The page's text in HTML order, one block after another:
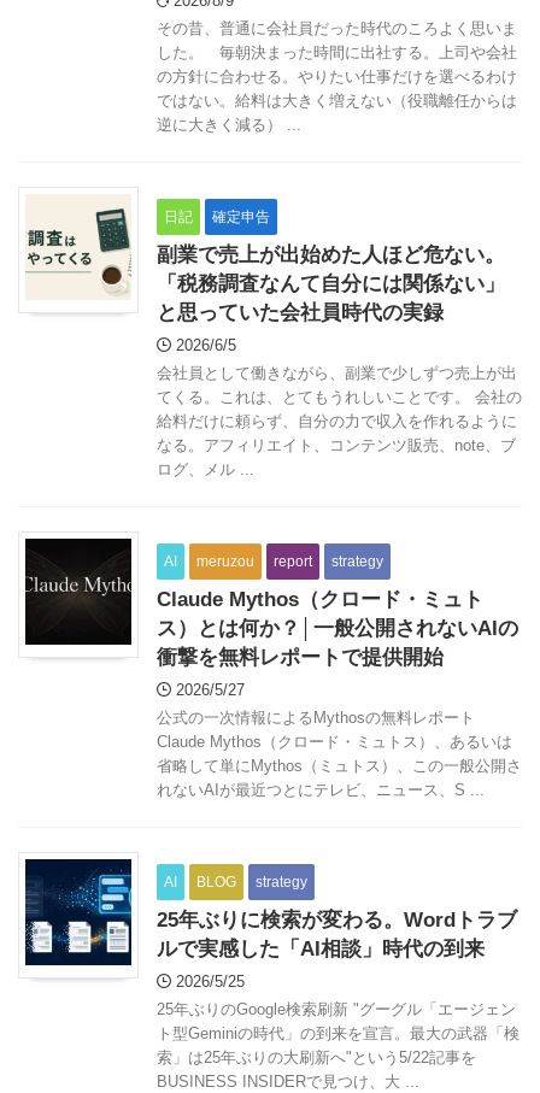
その昔、普通に会社員だった時代のころよく思いま
した。 毎朝決まった時間に出社する。上司や会社
の方針に合わせる。やりたい仕事だけを選べるわけ
ではない。給料は大きく増えない（役職離任からは
逆に大きく減る） ...
日記 確定申告
副業で売上が出始めた人ほど危ない。
「税務調査なんて自分には関係ない」
と思っていた会社員時代の実録
2026/6/5
会社員として働きながら、副業で少しずつ売上が出
てくる。これは、とてもうれしいことです。 会社の
給料だけに頼らず、自分の力で収入を作れるように
なる。アフィリエイト、コンテンツ販売、note、ブ
ログ、メル ...
AI meruzou report strategy
Claude Mythos（クロード・ミュト
ス）とは何か？│一般公開されないAIの
衝撃を無料レポートで提供開始
2026/5/27
公式の一次情報によるMythosの無料レポート
Claude Mythos（クロード・ミュトス）、あるいは
省略して単にMythos（ミュトス）、この一般公開さ
れないAIが最近つとにテレビ、ニュース、S ...
AI BLOG strategy
25年ぶりに検索が変わる。Wordトラブ
ルで実感した「AI相談」時代の到来
2026/5/25
25年ぶりのGoogle検索刷新 "グーグル「エージェン
ト型Geminiの時代」の到来を宣言。最大の武器「検
索」は25年ぶりの大刷新へ"という5/22記事を
BUSINESS INSIDERで見つけ、大 ...